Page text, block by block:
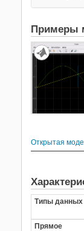
Примеры
Открытая
Типы данных
Прямое